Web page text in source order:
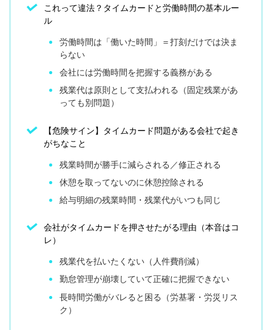
これって違法？タイムカードと労働時間の基本ルー
ル
労働時間は「働いた時間」＝打刻だけでは決ま
らない
会社には労働時間を把握する義務がある
残業代は原則として支払われる（固定残業があ
っても別問題）
【危険サイン】タイムカード問題がある会社で起き
がちなこと
残業時間が勝手に減らされる／修正される
休憩を取ってないのに休憩控除される
給与明細の残業時間・残業代がいつも同じ
会社がタイムカードを押させたがる理由（本音はコ
レ）
残業代を払いたくない（人件費削減）
勤怠管理が崩壊していて正確に把握できない
長時間労働がバレると困る（労基署・労災リス
ク）